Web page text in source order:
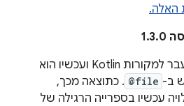
הועבר למקורות Kotlin ועכשיו הוא
ב- @file . כתוצאה מכך,
עכשיו בספרייה הרגילה של